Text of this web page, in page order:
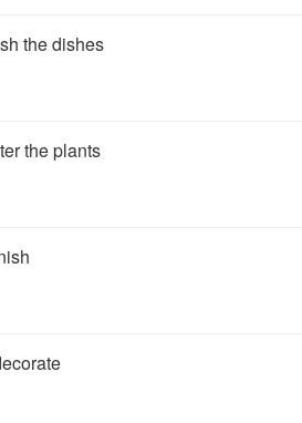
the dishes
the plants